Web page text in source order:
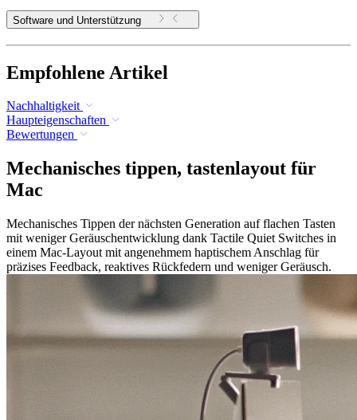
Software und Unterstützung
Empfohlene Artikel
Nachhaltigkeit
Haupteigenschaften
Bewertungen
Mechanisches tippen, tastenlayout für
Mac
Mechanisches Tippen der nächsten Generation auf flachen Tasten
mit weniger Geräuschentwicklung dank Tactile Quiet Switches in
einem Mac-Layout mit angenehmem haptischem Anschlag für
präzises Feedback, reaktives Rückfedern und weniger Geräusch.